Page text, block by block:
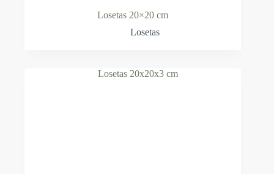
Losetas 20×20 cm
Losetas